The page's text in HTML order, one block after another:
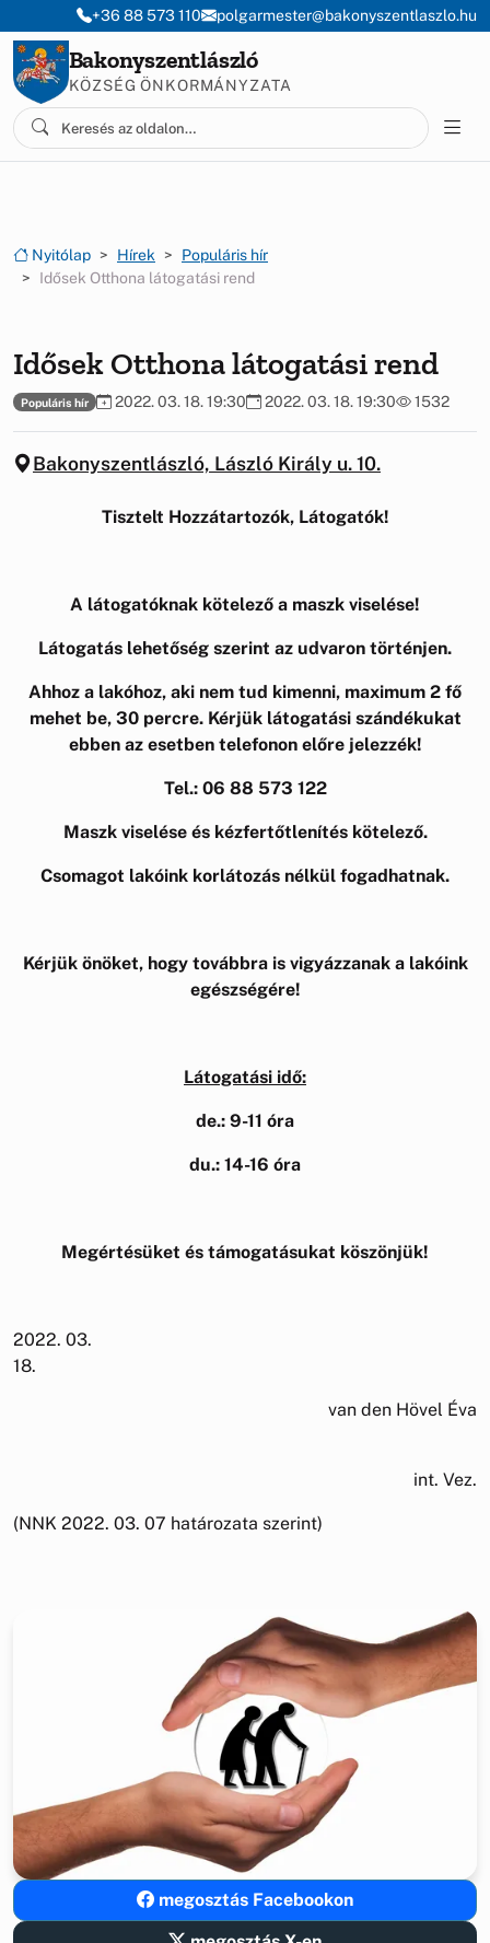
Ugrás a menüre
Ugrás a tartalomra
+36 88 573 110 polgarmester@bakonyszentlaszlo.hu
Bakonyszentlászló
KÖZSÉG ÖNKORMÁNYZATA
Nyitólap Hírek
Populáris hír
Idősek Otthona látogatási rend
Idősek Otthona látogatási rend
Populáris hír 2022. 03. 18. 19:30 2022. 03. 18. 19:30 1532
Bakonyszentlászló, László Király u. 10.
Tisztelt Hozzátartozók, Látogatók!
A látogatóknak kötelező a maszk viselése!
Látogatás lehetőség szerint az udvaron történjen.
Ahhoz a lakóhoz, aki nem tud kimenni, maximum 2 fő
mehet be, 30 percre. Kérjük látogatási szándékukat
ebben az esetben telefonon előre jelezzék!
Tel.: 06 88 573 122
Maszk viselése és kézfertőtlenítés kötelező.
Csomagot lakóink korlátozás nélkül fogadhatnak.
Kérjük önöket, hogy továbbra is vigyázzanak a lakóink
egészségére!
Látogatási idő:
de.: 9-11 óra
du.: 14-16 óra
Megértésüket és támogatásukat köszönjük!
2022. 03.
18.
van den Hövel Éva
int. Vez.
(NNK 2022. 03. 07 határozata szerint)
megosztás Facebookon